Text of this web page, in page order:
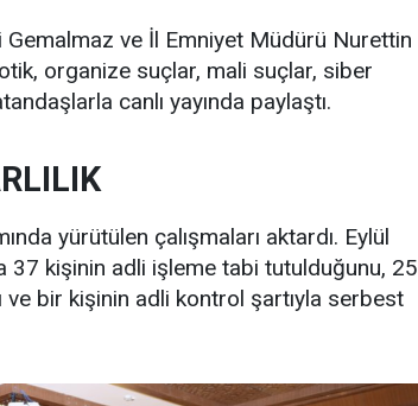
ve İl Emniyet Müdürü Nurettin
organize suçlar, mali suçlar, siber
canlı yayında paylaştı.
yürütülen çalışmaları aktardı. Eylül
37 kişinin adli işleme tabi tutulduğunu, 25
ve bir kişinin adli kontrol şartıyla serbest